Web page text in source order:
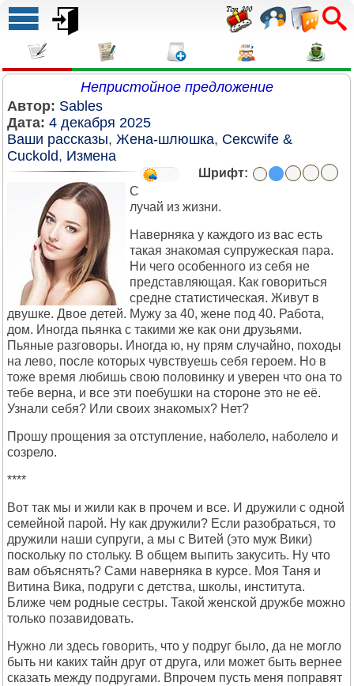
Непристойное предложение
Автор: Sables
Дата: 4 декабря 2025
Ваши рассказы, Жена-шлюшка, Сексwife &
Cuckold, Измена
Шрифт:
С
лучай из жизни.
Наверняка у каждого из вас есть
такая знакомая супружеская пара.
Ни чего особенного из себя не
представляющая. Как говориться
средне статистическая. Живут в
двушке. Двое детей. Мужу за 40, жене под 40. Работа,
дом. Иногда пьянка с такими же как они друзьями.
Пьяные разговоры. Иногда ю, ну прям случайно, походы
на лево, после которых чувствуешь себя героем. Но в
тоже время любишь свою половинку и уверен что она то
тебе верна, и все эти поебушки на стороне это не её.
Узнали себя? Или своих знакомых? Нет?
Прошу прощения за отступление, наболело, наболело и
созрело.
****
Вот так мы и жили как в прочем и все. И дружили с одной
семейной парой. Ну как дружили? Если разобраться, то
дружили наши супруги, а мы с Витей (это муж Вики)
поскольку по стольку. В общем выпить закусить. Ну что
вам объяснять? Сами наверняка в курсе. Моя Таня и
Витина Вика, подруги с детства, школы, института.
Ближе чем родные сестры. Такой женской дружбе можно
только позавидовать.
Нужно ли здесь говорить, что у подруг было, да не могло
быть ни каких тайн друг от друга, или может быть вернее
сказать между подругами. Впрочем пусть меня поправят